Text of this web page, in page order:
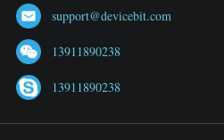
support@devicebit.com
13911890238
13911890238